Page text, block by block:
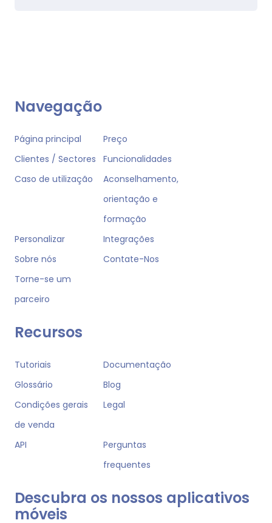
Navegação
Página principal
Preço
Clientes / Sectores
Funcionalidades
Caso de utilização
Aconselhamento,
orientação e
formação
Personalizar
Integrações
Sobre nós
Contate-Nos
Torne-se um
parceiro
Recursos
Tutoriais
Documentação
Glossário
Blog
Condições gerais
de venda
Legal
API
Perguntas
frequentes
Descubra os nossos aplicativos
móveis